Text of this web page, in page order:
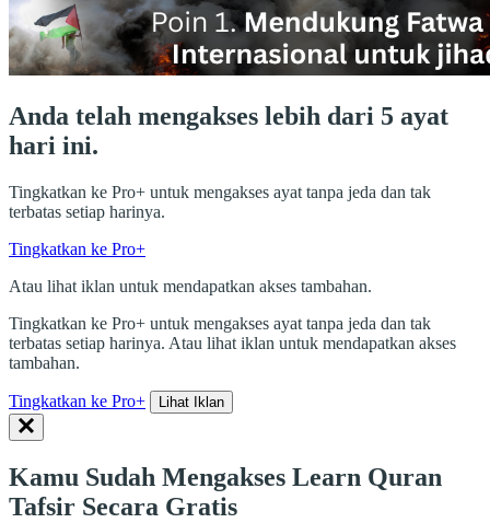
Anda telah mengakses lebih dari 5 ayat
hari ini.
Tingkatkan ke Pro+ untuk mengakses ayat tanpa jeda dan tak
terbatas setiap harinya.
Tingkatkan ke Pro+
Atau lihat iklan untuk mendapatkan akses tambahan.
Tingkatkan ke Pro+ untuk mengakses ayat tanpa jeda dan tak
terbatas setiap harinya. Atau lihat iklan untuk mendapatkan akses
tambahan.
Tingkatkan ke Pro+ Lihat Iklan
Kamu Sudah Mengakses Learn Quran
Tafsir Secara Gratis